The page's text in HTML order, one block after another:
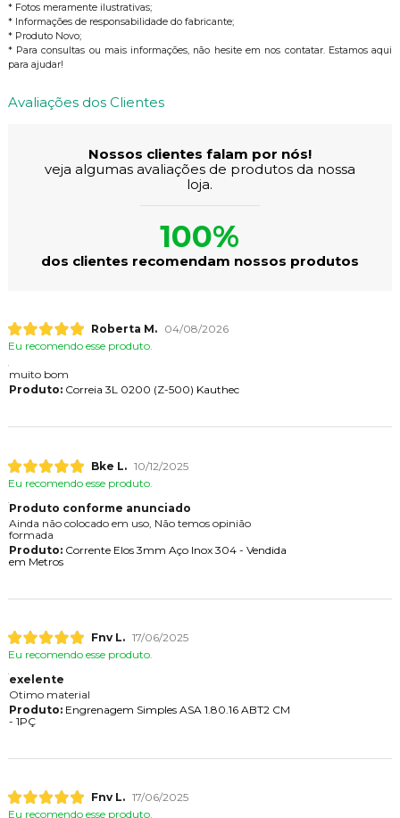
* Fotos meramente ilustrativas;
* Informações de responsabilidade do fabricante;
* Produto Novo;
* Para consultas ou mais informações, não hesite em nos contatar. Estamos aqui
para ajudar!
Avaliações dos Clientes
Nossos clientes falam por nós!
veja algumas avaliações de produtos da nossa
loja.
100%
dos clientes recomendam nossos produtos
Roberta M.
04/08/2026
Eu recomendo esse produto.
muito bom
Produto:Correia 3L 0200 (Z-500) Kauthec
Bke L. 10/12/2025
Eu recomendo esse produto.
Produto conforme anunciado
Ainda não colocado em uso, Não temos opinião
formada
Produto:Corrente Elos 3mm Aço Inox 304 - Vendida
em Metros
Fnv L. 17/06/2025
Eu recomendo esse produto.
exelente
Otimo material
Produto:Engrenagem Simples ASA 1.80.16 ABT2 CM
- 1PÇ
Fnv L. 17/06/2025
Eu recomendo esse produto.